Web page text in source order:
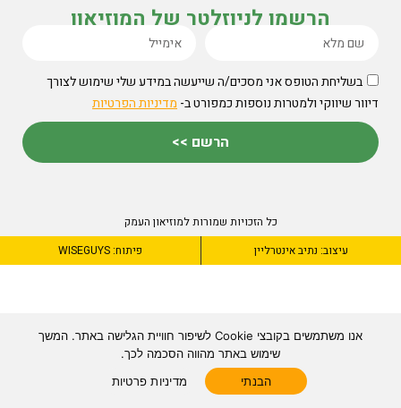
הרשמו לניוזלטר של המוזיאון
בשליחת הטופס אני מסכים/ה שייעשה במידע שלי שימוש לצורך
דיוור שיווקי ולמטרות נוספות כמפורט ב- מדיניות הפרטיות
הרשם >>
כל הזכויות שמורות למוזיאון העמק
עיצוב: נתיב אינטרליין
פיתוח: WISEGUYS
אנו משתמשים בקובצי Cookie לשיפור חוויית הגלישה באתר. המשך
שימוש באתר מהווה הסכמה לכך.
הבנתי
מדיניות פרטיות